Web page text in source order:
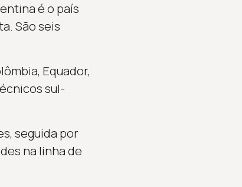
é o país
São seis
Equador,
sul-
seguida por
na linha de